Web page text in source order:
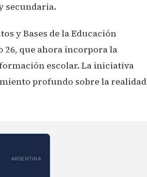
secundaria.
y Bases de la Educación
26, que ahora incorpora la
escolar. La iniciativa
profundo sobre la realidad
ARGENTINA